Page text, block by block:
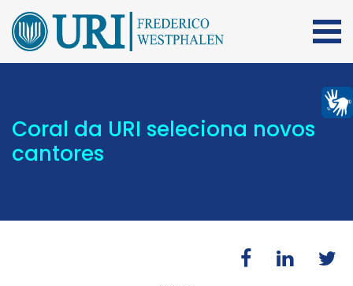
Coral da URI seleciona novos
cantores